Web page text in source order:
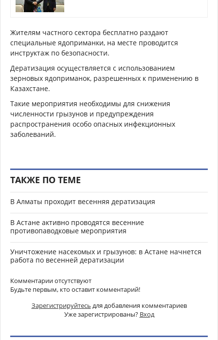
Жителям частного сектора бесплатно раздают
специальные ядоприманки, на месте проводится
инструктаж по безопасности.
Дератизация осуществляется с использованием
зерновых ядоприманок, разрешенных к применению в
Казахстане.
Такие мероприятия необходимы для снижения
численности грызунов и предупреждения
распространения особо опасных инфекционных
заболеваний.
ТАКЖЕ ПО ТЕМЕ
В Алматы проходит весенняя дератизация
В Астане активно проводятся весенние
противопаводковые мероприятия
Уничтожение насекомых и грызунов: в Астане начнется
работа по весенней дератизации
Комментарии отсутствуют
Будьте первым, кто оставит комментарий!
Зарегистрируйтесь для добавления комментариев
Уже зарегистрированы? Вход